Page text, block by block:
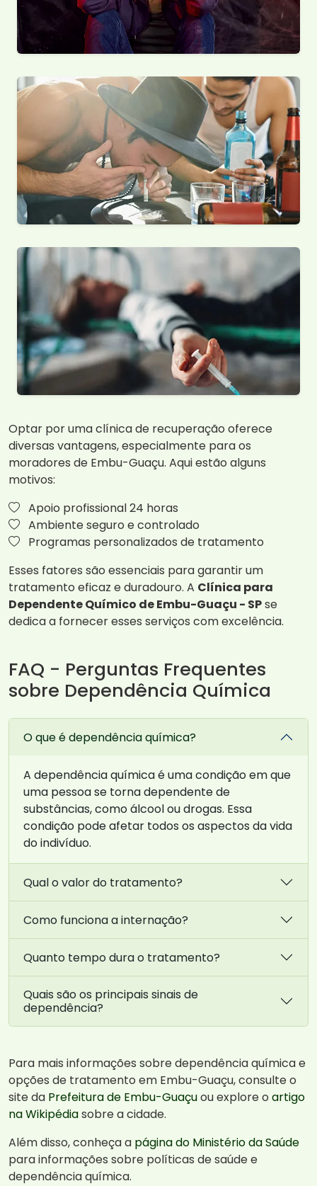
Optar por uma clínica de recuperação oferece
diversas vantagens, especialmente para os
moradores de Embu-Guaçu. Aqui estão alguns
motivos:
Apoio profissional 24 horas
Ambiente seguro e controlado
Programas personalizados de tratamento
Esses fatores são essenciais para garantir um
tratamento eficaz e duradouro. A Clínica para
Dependente Químico de Embu-Guaçu - SPse
dedica a fornecer esses serviços com excelência.
FAQ - Perguntas Frequentes
sobre Dependência Química
O que é dependência química?
A dependência química é uma condição em que
uma pessoa se torna dependente de
substâncias, como álcool ou drogas. Essa
condição pode afetar todos os aspectos da vida
do indivíduo.
Qual o valor do tratamento?
Como funciona a internação?
Quanto tempo dura o tratamento?
Quais são os principais sinais de
dependência?
Para mais informações sobre dependência química e
opções de tratamento em Embu-Guaçu, consulte o
site da Prefeitura de Embu-Guaçuou explore o artigo
na Wikipédiasobre a cidade.
Além disso, conheça a página do Ministério da Saúde
para informações sobre políticas de saúde e
dependência química.